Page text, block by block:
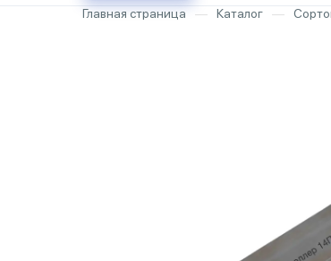
Главная страница — Каталог —